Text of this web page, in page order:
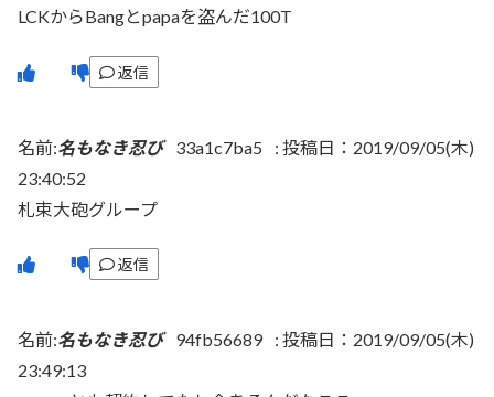
LCKからBangとpapaを盗んだ100T
返信
名前:名もなき忍び 33a1c7ba5 : 投稿日：2019/09/05(木)
23:40:52
札束大砲グループ
返信
名前:名もなき忍び 94fb56689 : 投稿日：2019/09/05(木)
23:49:13